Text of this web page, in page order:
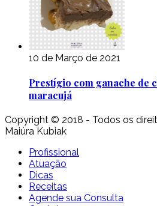
10 de Março de 2021
Prestígio com ganache de
maracujá
Copyright © 2018 - Todos os
Maiúra Kubiak
Profissional
Atuação
Dicas
Receitas
Agende sua Consulta